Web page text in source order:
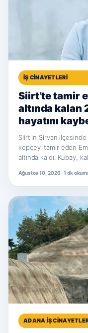
İŞ CINAYETLERI
Siirt’te tamir
altında kalan
hayatını
Siirt'in Şirvan
kepçeyi tamir eden
altında kaldı. Kubay,
Ağustos 10, 2026 · 1 dk
ADANA İŞ